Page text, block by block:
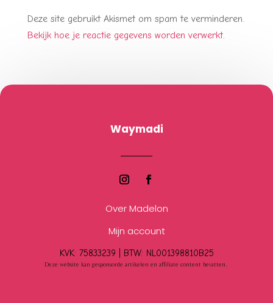
Deze site gebruikt Akismet om spam te verminderen.
Bekijk hoe je reactie gegevens worden verwerkt.
Waymadi
Over Madelon
Mijn account
KVK: 75833239 | BTW: NL001398810B25
Deze website kan gesponsorde artikelen en affiliate content bevatten.